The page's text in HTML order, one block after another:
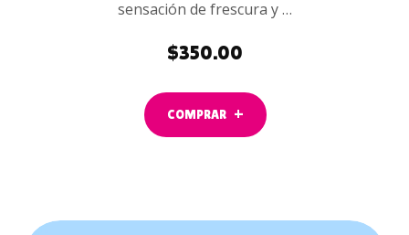
sensación de frescura y …
$350.00
COMPRAR